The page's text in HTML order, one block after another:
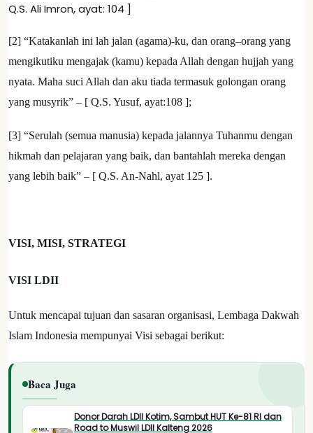
Q.S. Ali Imron, ayat: 104 ]
[2] “Katakanlah ini lah jalan (agama)-ku, dan orang–orang yang
mengikutiku mengajak (kamu) kepada Allah dengan hujjah yang
nyata. Maha suci Allah dan aku tiada termasuk golongan orang
yang musyrik” – [ Q.S. Yusuf, ayat:108 ];
[3] “Serulah (semua manusia) kepada jalannya Tuhanmu dengan
hikmah dan pelajaran yang baik, dan bantahlah mereka dengan
yang lebih baik” – [ Q.S. An-Nahl, ayat 125 ].
VISI, MISI, STRATEGI
VISI LDII
Untuk mencapai tujuan dan sasaran organisasi, Lembaga Dakwah
Islam Indonesia mempunyai Visi sebagai berikut:
Baca Juga
Donor Darah LDII Kotim, Sambut HUT Ke-81 RI dan
Road to Muswil LDII Kalteng 2026